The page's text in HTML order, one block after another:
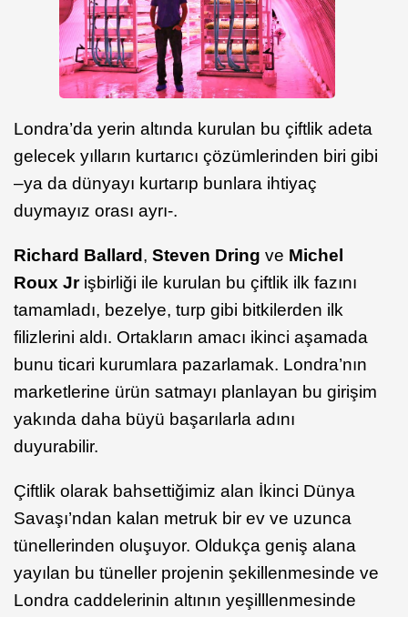
Londra’da yerin altında kurulan bu çiftlik adeta
gelecek yılların kurtarıcı çözümlerinden biri gibi
–ya da dünyayı kurtarıp bunlara ihtiyaç
duymayız orası ayrı-.
Richard Ballard , Steven Dring ve Michel
Roux Jrişbirliği ile kurulan bu çiftlik ilk fazını
tamamladı, bezelye, turp gibi bitkilerden ilk
filizlerini aldı. Ortakların amacı ikinci aşamada
bunu ticari kurumlara pazarlamak. Londra’nın
marketlerine ürün satmayı planlayan bu girişim
yakında daha büyü başarılarla adını
duyurabilir.
Çiftlik olarak bahsettiğimiz alan İkinci Dünya
Savaşı’ndan kalan metruk bir ev ve uzunca
tünellerinden oluşuyor. Oldukça geniş alana
yayılan bu tüneller projenin şekillenmesinde ve
Londra caddelerinin altının yeşilllenmesinde